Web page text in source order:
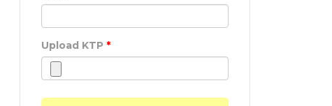
Upload KTP *